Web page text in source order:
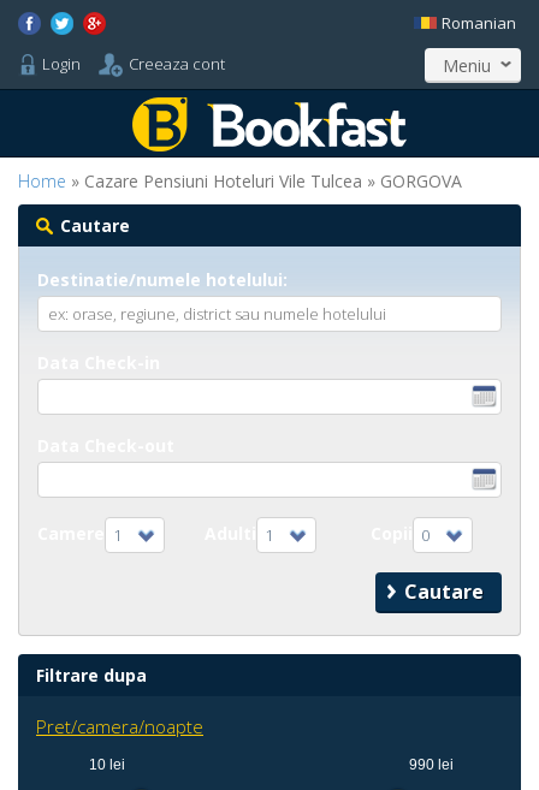
Login Creeaza cont
Romanian
Meniu
Home » Cazare Pensiuni Hoteluri Vile Tulcea » GORGOVA
Cautare
Destinatie/numele hotelului:
1 1 0
Filtrare dupa
Pret/camera/noapte
10 lei 990 lei